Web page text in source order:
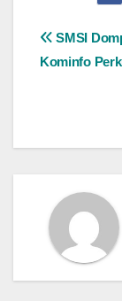
SMSI
Kominfo